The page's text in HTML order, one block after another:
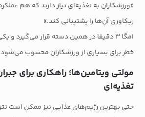
«ورزشکاران به تغذیه‌ای نیاز دارند که هم
ریکاوری آن‌ها را پشتیبانی کند.»
امگا ۳ دقیقا در همین دسته قرار می‌گیرد
خطر برای بسیاری از ورزشکاران محسوب
مولتی ویتامین‌ها؛ راهکاری برای
تغذیه‌ای
حتی بهترین رژیم‌های غذایی نیز ممکن است